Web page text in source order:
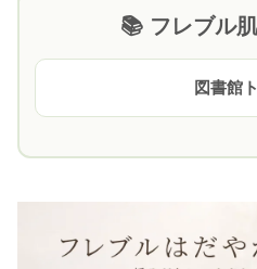
📚 フレブル
図書館